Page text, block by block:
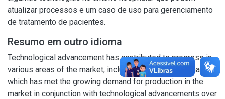
atualizar processos e um caso de uso para gerenciamento
de tratamento de pacientes.
Resumo em outro idioma
Technological advancement has contributed to progress in
various areas of the market, including industrial automation,
which has met the growing demand for production in the
market in conjunction with technological advancements over